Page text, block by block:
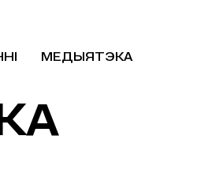
МЕДЫЯТЭКА